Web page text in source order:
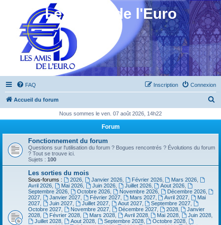
Les Amis de l'Euro
FAQ Connexion
Inscription
Accueil du forum
h
Nous sommes le ven. 07 août 2026, 14h22
Forum
Fonctionnement du forum
Questions sur l'utilisation du forum ? Bogues rencontrés ? Évolutions du forum
? Tout se trouve ici.
Sujets : 100
Les sorties du mois
Sous-forums : 2026, Janvier 2026, Février 2026, Mars 2026
Avril 2026
Mai 2026, Juin 2026, Juillet 2026, Aout 2026
Septembre 2026
Octobre 2026, Novembre 2026, Décembre 2026,
2027
Janvier 2027, Février 2027, Mars 2027, Avril 2027
Mai
2027
Juin 2027, Juillet 2027, Aout 2027, Septembre 2027
Octobre 2027
Novembre 2027, Décembre 2027, 2028,
Janvier
2028
Février 2028, Mars 2028, Avril 2028, Mai 2028 Juin 2028
Juillet 2028, Aout 2028, Septembre 2028, Octobre 2028